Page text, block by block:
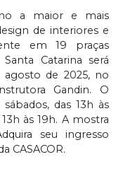
a maior e mais
de interiores e
em 19 praças
Catarina será
de 2025, no
Gandin. O
das 13h às
às 19h. A mostra
seu ingresso
CASACOR.